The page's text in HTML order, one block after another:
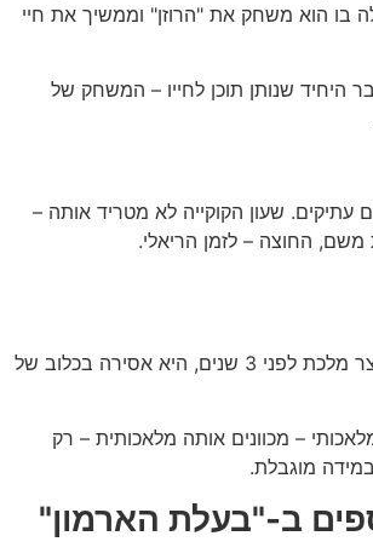
בו הוא משחק את "הרוזן" וממשיך את חיי
שנותן תוכן לחייו – המשחק של
שעון הקוקייה לא מטריד אותה –
החוצה – לזמן הריאלי.
– הזמן שלה עצר מלכת לפני 3 שנים, היא אסירה בכלוב של
– מכוונים אותה מלאכותית – רק
מוגבלת.
ב-"בעלת הארמון"